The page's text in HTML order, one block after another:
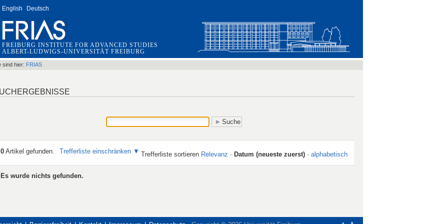
English Deutsch
FREIBURG INSTITUTE FOR ADVANCED STUDIES
ALBERT-LUDWIGS-UNIVERSITÄT FREIBURG
sind hier: FRIAS
0Artikel gefunden. Trefferliste einschränken Trefferliste sortieren Relevanz · Datum (neueste zuerst) · alphabetisch
Es wurde nichts gefunden.